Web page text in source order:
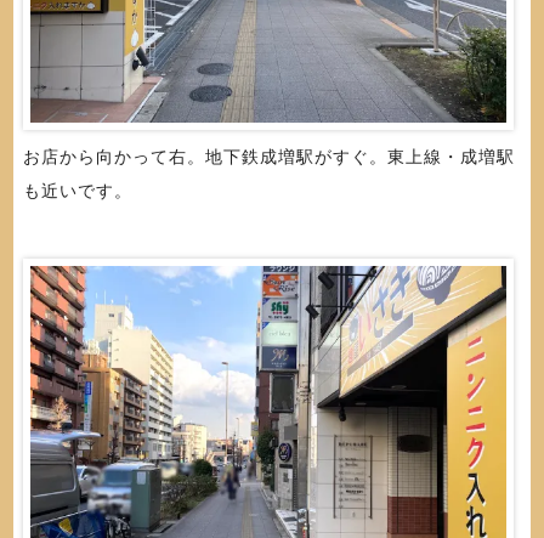
お店から向かって右。地下鉄成増駅がすぐ。東上線・成増駅
も近いです。